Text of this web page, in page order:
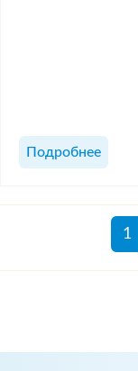
Подробнее
1